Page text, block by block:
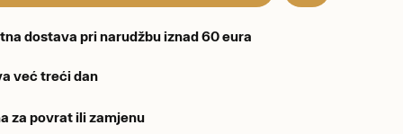
dostava pri narudžbu iznad 60 eura
već treći dan
za povrat ili zamjenu